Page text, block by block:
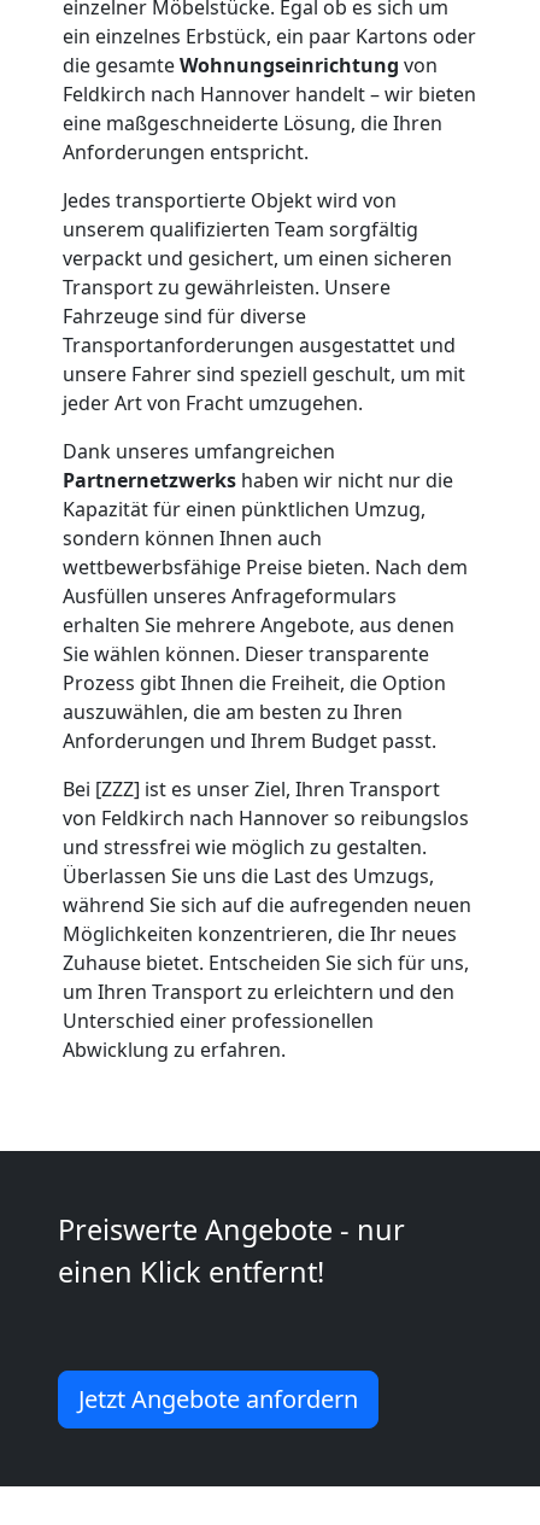
einzelner Möbelstücke. Egal ob es sich um
ein einzelnes Erbstück, ein paar Kartons oder
die gesamteWohnungseinrichtung von
Feldkirch nach Hannover handelt – wir bieten
eine maßgeschneiderte Lösung, die Ihren
Anforderungen entspricht.
Jedes transportierte Objekt wird von
unserem qualifizierten Team sorgfältig
verpackt und gesichert, um einen sicheren
Transport zu gewährleisten. Unsere
Fahrzeuge sind für diverse
Transportanforderungen ausgestattet und
unsere Fahrer sind speziell geschult, um mit
jeder Art von Fracht umzugehen.
Dank unseres umfangreichen
Partnernetzwerks haben wir nicht nur die
Kapazität für einen pünktlichen Umzug,
sondern können Ihnen auch
wettbewerbsfähige Preise bieten. Nach dem
Ausfüllen unseres Anfrageformulars
erhalten Sie mehrere Angebote, aus denen
Sie wählen können. Dieser transparente
Prozess gibt Ihnen die Freiheit, die Option
auszuwählen, die am besten zu Ihren
Anforderungen und Ihrem Budget passt.
Bei [ZZZ] ist es unser Ziel, Ihren Transport
von Feldkirch nach Hannover so reibungslos
und stressfrei wie möglich zu gestalten.
Überlassen Sie uns die Last des Umzugs,
während Sie sich auf die aufregenden neuen
Möglichkeiten konzentrieren, die Ihr neues
Zuhause bietet. Entscheiden Sie sich für uns,
um Ihren Transport zu erleichtern und den
Unterschied einer professionellen
Abwicklung zu erfahren.
Preiswerte Angebote - nur
einen Klick entfernt!
Jetzt Angebote anfordern
Möbelmontage
Feldkirch
Möbeltransport
Feldkirch
Beiladung
Feldkirch
Mini
Umzug
Feldkirch
Umzug
Mann
LKW
Feldkirch
Umzug